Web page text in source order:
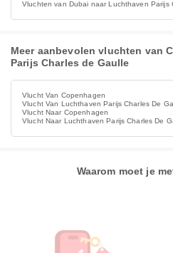
Vluchten van Dubai naar Luchthaven Parijs
Meer aanbevolen vluchten van
Parijs Charles de Gaulle
Vlucht Van Copenhagen
Vlucht Van Luchthaven Parijs Charles De
Vlucht Naar Copenhagen
Vlucht Naar Luchthaven Parijs Charles De
Waarom moet je